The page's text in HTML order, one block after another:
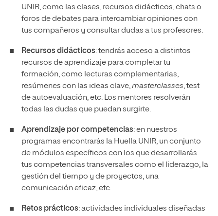
UNIR, como las clases, recursos didácticos, chats o
foros de debates para intercambiar opiniones con
tus compañeros y consultar dudas a tus profesores.
Recursos didácticos: tendrás acceso a distintos
recursos de aprendizaje para completar tu
formación, como lecturas complementarias,
resúmenes con las ideas clave,masterclasses, test
de autoevaluación, etc. Los mentores resolverán
todas las dudas que puedan surgirte.
Aprendizaje por competencias: en nuestros
programas encontrarás la Huella UNIR, un conjunto
de módulos específicos con los que desarrollarás
tus competencias transversales como el liderazgo, la
gestión del tiempo y de proyectos, una
comunicación eficaz, etc.
Retos prácticos: actividades individuales diseñadas